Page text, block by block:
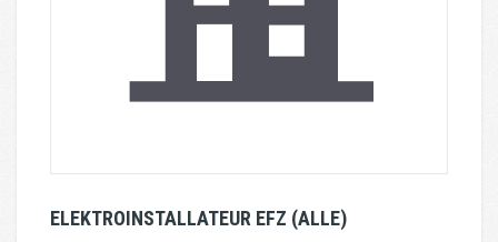
ELEKTROINSTALLATEUR EFZ (ALLE)